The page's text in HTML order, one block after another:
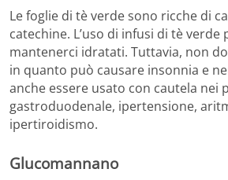
Le foglie di tè verde sono ricche di
catechine. L’uso di infusi di tè verde
mantenerci idratati. Tuttavia, non
in quanto può causare insonnia e
anche essere usato con cautela nei
gastroduodenale, ipertensione,
ipertiroidismo.
Glucomannano